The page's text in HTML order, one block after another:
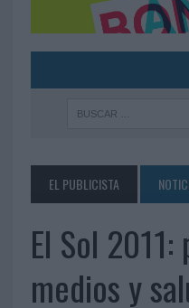
EL PUBLICISTA
El Sol
medios y